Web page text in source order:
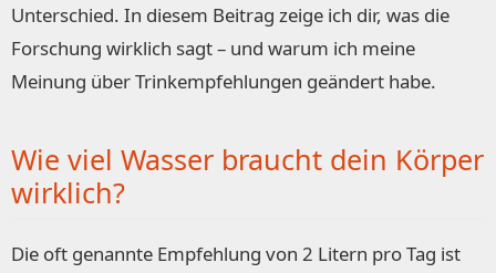
Unterschied. In diesem Beitrag zeige ich dir, was die
Forschung wirklich sagt – und warum ich meine
Meinung über Trinkempfehlungen geändert habe.
Wie viel Wasser braucht dein Körper
wirklich?
Die oft genannte Empfehlung von 2 Litern pro Tag ist